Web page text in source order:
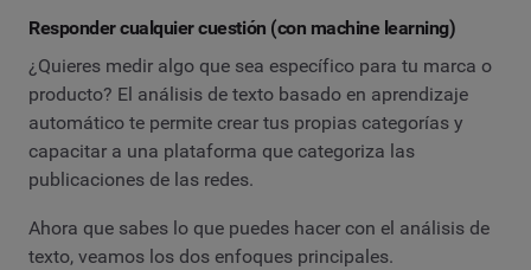
Responder cualquier cuestión (con machine learning)
¿Quieres medir algo que sea específico para tu marca o
producto? El análisis de texto basado en aprendizaje
automático te permite crear tus propias categorías y
capacitar a una plataforma que categoriza las
publicaciones de las redes.
Ahora que sabes lo que puedes hacer con el análisis de
texto, veamos los dos enfoques principales.